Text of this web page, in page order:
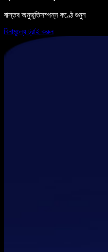
বাস্তব অনুভূতিসম্পন্ন কণ্ঠে শুনুন
বিনামূল্যে ট্রাই করুন